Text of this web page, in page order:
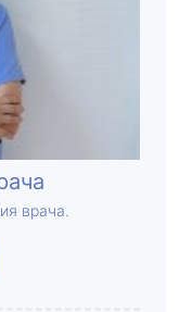
врача.